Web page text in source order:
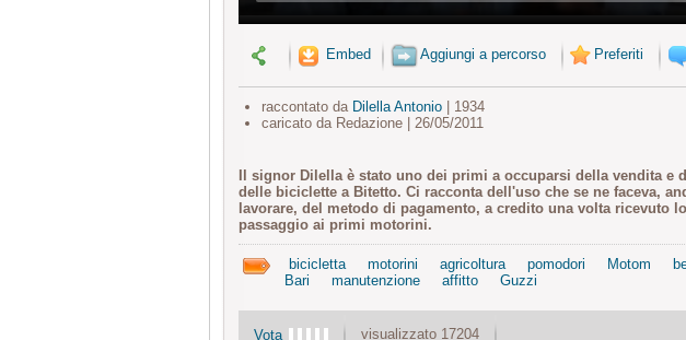
Embed Aggiungi a percorso Preferiti
raccontato da Dilella Antonio| 1934
caricato da Redazione | 26/05/2011
Il signor Dilella è stato uno dei primi a occuparsi della vendita e
delle biciclette a Bitetto. Ci racconta dell'uso che se ne faceva,
lavorare, del metodo di pagamento, a credito una volta ricevuto
passaggio ai primi motorini.
bicicletta motorini agricoltura pomodori Motom
Bari
manutenzione affitto Guzzi
Vota visualizzato 17204